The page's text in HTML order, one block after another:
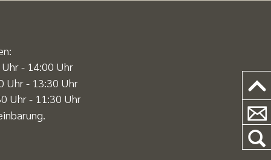
- 14:00 Uhr
Uhr - 13:30 Uhr
Uhr - 11:30 Uhr